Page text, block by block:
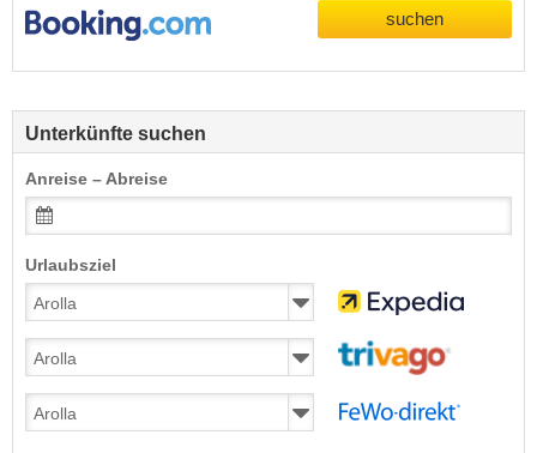
suchen
Unterkünfte suchen
Anreise – Abreise
Urlaubsziel